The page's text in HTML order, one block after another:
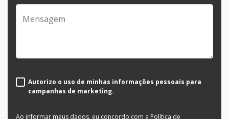
Autorizo o uso de minhas informações pessoais para
campanhas de marketing.
Ao informar meus dados, eu concordo com a Política de